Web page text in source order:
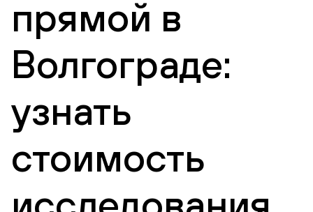
прямой в
Волгограде:
узнать
стоимость